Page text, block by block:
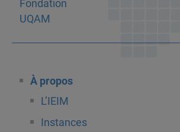
À propos
L’IEIM
Instances